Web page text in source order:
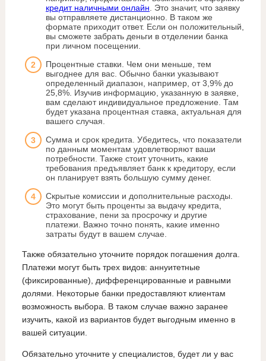
кредит наличными онлайн . Это значит, что заявку
вы отправляете дистанционно. В таком же
формате приходит ответ. Если он положительный,
вы сможете забрать деньги в отделении банка
при личном посещении.
Процентные ставки. Чем они меньше, тем
выгоднее для вас. Обычно банки указывают
определенный диапазон, например, от 3,9% до
25,8%. Изучив информацию, указанную в заявке,
вам сделают индивидуальное предложение. Там
будет указана процентная ставка, актуальная для
вашего случая.
Сумма и срок кредита. Убедитесь, что показатели
по данным моментам удовлетворяют ваши
потребности. Также стоит уточнить, какие
требования предъявляет банк к кредитору, если
он планирует взять большую сумму денег.
Скрытые комиссии и дополнительные расходы.
Это могут быть проценты за выдачу кредита,
страхование, пени за просрочку и другие
платежи. Важно точно понять, какие именно
затраты будут в вашем случае.
Также обязательно уточните порядок погашения долга.
Платежи могут быть трех видов: аннуитетные
(фиксированные), дифференцированные и равными
долями. Некоторые банки предоставляют клиентам
возможность выбора. В таком случае важно заранее
изучить, какой из вариантов будет выгодным именно в
вашей ситуации.
Обязательно уточните у специалистов, будет ли у вас